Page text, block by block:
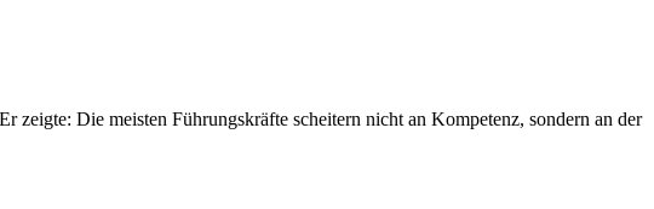
Die meisten Führungskräfte scheitern nicht an Kompetenz, sondern an der